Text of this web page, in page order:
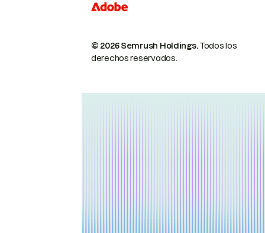
© 2026 Semrush Holdings.Todos los
derechos reservados.